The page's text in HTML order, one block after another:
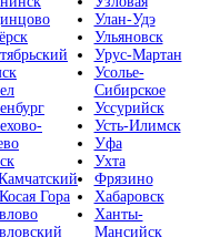
Гора
Улан-Удэ
Ульяновск
Урус-Мартан
Усолье-
Сибирское
Уссурийск
Усть-Илимск
Уфа
Ухта
Фрязино
Хабаровск
Ханты-
Мансийск